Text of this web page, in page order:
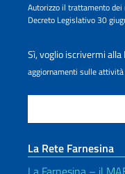
Autorizzo il trattamento dei
Decreto Legislativo 30
Sì, voglio iscrivermi
aggiornamenti sulle
La Rete Farnesina